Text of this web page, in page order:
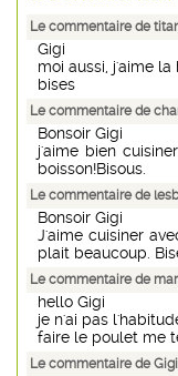
Le commentaire de
Gigi
moi aussi, j'aime
bises
Le commentaire de
Bonsoir Gigi
j'aime bien
boisson!Bisous.
Le commentaire de
Bonsoir Gigi
J'aime cuisiner
plait beaucoup.
Le commentaire de
hello Gigi
je n'ai pas
faire le poulet me
Le commentaire de Gigi